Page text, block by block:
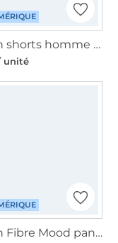
Patron shorts homme pdf Fadenkäfer, en allemand
unité
Patron Fibre Mood pantalon femme pdf Gizeh, en français